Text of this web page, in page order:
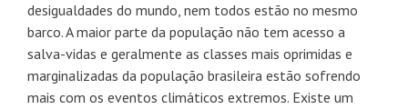
desigualdades do mundo, nem todos estão no mesmo
barco. A maior parte da população não tem acesso a
salva-vidas e geralmente as classes mais oprimidas e
marginalizadas da população brasileira estão sofrendo
mais com os eventos climáticos extremos. Existe um